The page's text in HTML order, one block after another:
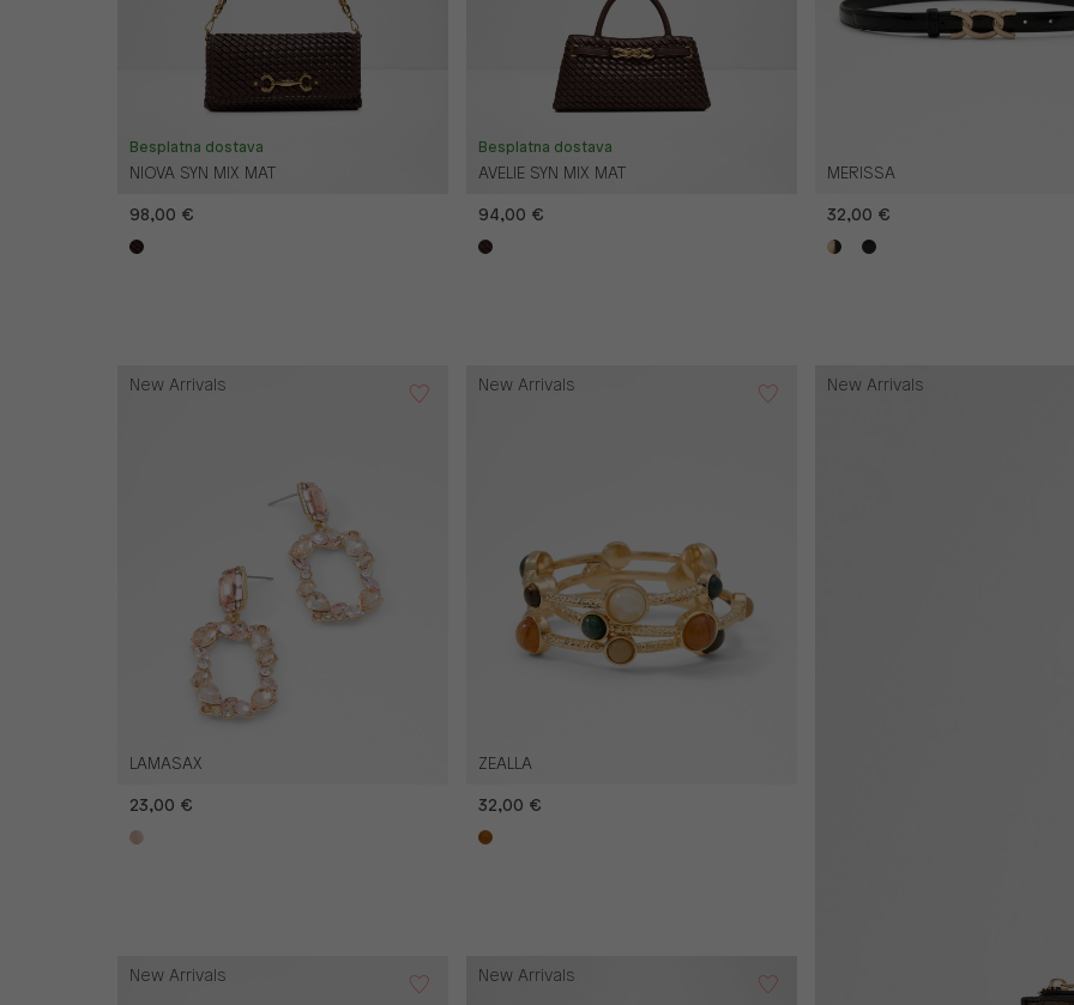
NIOVA SYN MIX MAT
Besplatna dostava
98,00 €
AVELIE SYN MIX MAT
Besplatna dostava
94,00 €
MERISSA
32,00 €
LAMASAX
New Arrivals
23,00 €
ZEALLA
New Arrivals
32,00 €
New Arrivals New Arrivals
New Arrivals